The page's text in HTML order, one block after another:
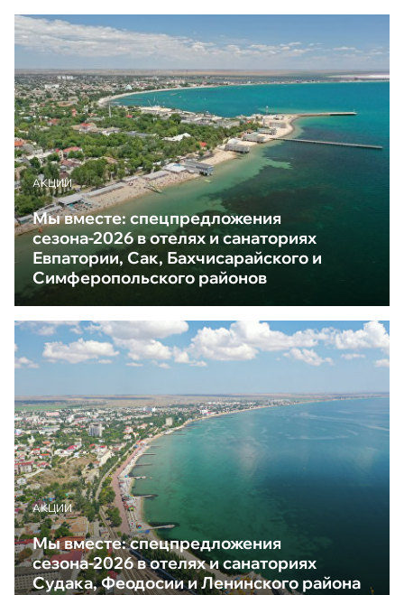
АКЦИИ
Мы вместе: спецпредложения
сезона-2026 в отелях и санаториях
Евпатории, Сак, Бахчисарайского и
Симферопольского районов
АКЦИИ
Мы вместе: спецпредложения
сезона-2026 в отелях и санаториях
Судака, Феодосии и Ленинского района